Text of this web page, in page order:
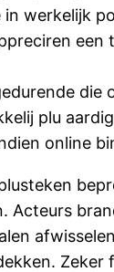
werkelijk
die
plu
online